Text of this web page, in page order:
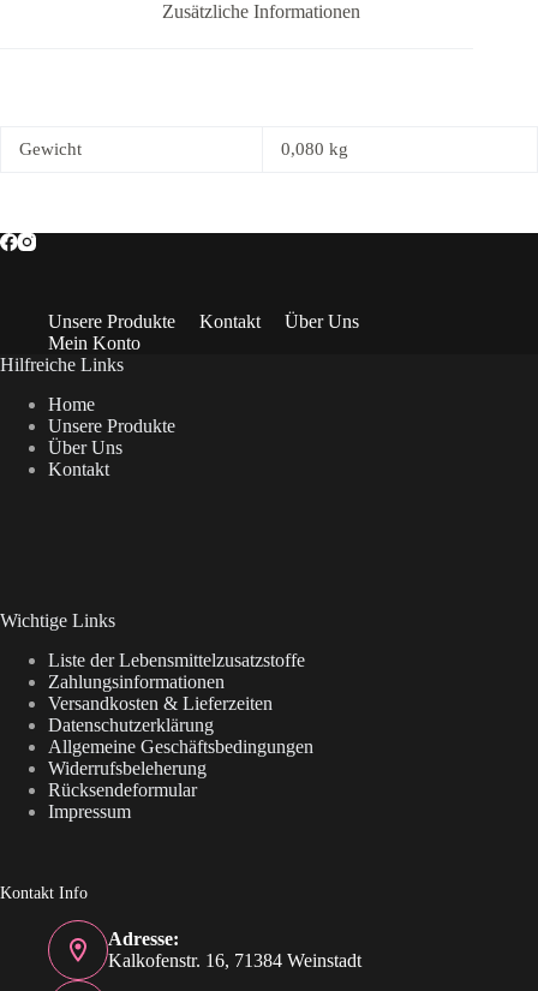
Zusätzliche Informationen
Gewicht 0,080 kg
Unsere Produkte Kontakt
Über Uns
Mein Konto
Hilfreiche Links
Home
Unsere Produkte
Über Uns
Kontakt
Wichtige Links
Liste der Lebensmittelzusatzstoffe
Zahlungsinformationen
Versandkosten & Lieferzeiten
Datenschutzerklärung
Allgemeine Geschäftsbedingungen
Widerrufsbeleherung
Rücksendeformular
Impressum
Kontakt Info
Adresse:
Kalkofenstr. 16, 71384 Weinstadt